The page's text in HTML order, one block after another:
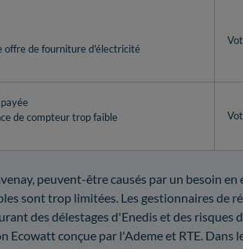
offre de fourniture d'électricité
de compteur trop faible
peuvent-être causés par un besoin
sont trop limitées. Les gestionnaires de
des délestages d'Enedis et des risques
Ecowatt conçue par l'Ademe et RTE. Dans